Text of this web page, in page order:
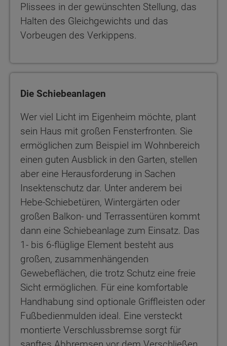
Plissees in der gewünschten Stellung, das
Halten des Gleichgewichts und das
Vorbeugen des Verkippens.
Die Schiebeanlagen
Wer viel Licht im Eigenheim möchte, plant
sein Haus mit großen Fensterfronten. Sie
ermöglichen zum Beispiel im Wohnbereich
einen guten Ausblick in den Garten, stellen
aber eine Herausforderung in Sachen
Insektenschutz dar. Unter anderem bei
Hebe-Schiebetüren, Wintergärten oder
großen Balkon- und Terrassentüren kommt
dann eine Schiebeanlage zum Einsatz. Das
1- bis 6-flüglige Element besteht aus
großen, zusammenhängenden
Gewebeflächen, die trotz Schutz eine freie
Sicht ermöglichen. Für eine komfortable
Handhabung sind optionale Griffleisten oder
Fußbedienmulden ideal. Eine versteckt
montierte Verschlussbremse sorgt für